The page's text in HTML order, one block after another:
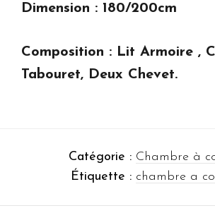
Dimension : 180/200cm
Composition : Lit Armoire ,
Tabouret, Deux Chevet.
Catégorie : Chambre à
Étiquette : chambre a